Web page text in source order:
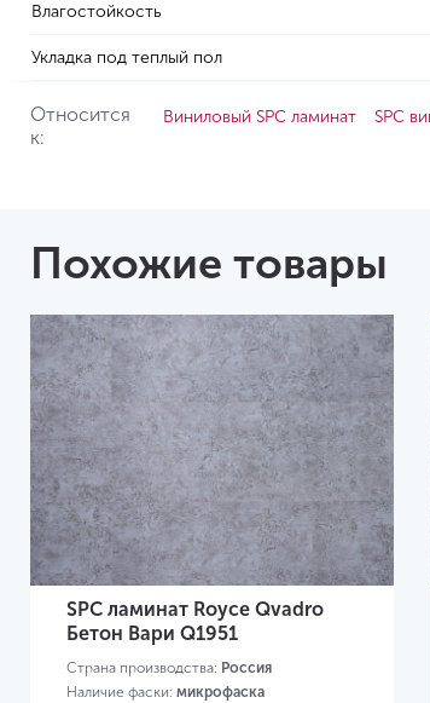
Влагостойкость
Укладка под теплый пол
Относится
к:
Виниловый SPC ламинат SPC
Похожие товары
SPC ламинат Royce Qvadro
Бетон Вари Q1951
Страна производства: Россия
Наличие фаски: микрофаска